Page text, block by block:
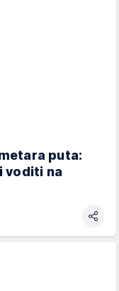
puta:
voditi na